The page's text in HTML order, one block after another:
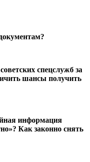
спецслужб за
шансы получить
информация
Как законно снять